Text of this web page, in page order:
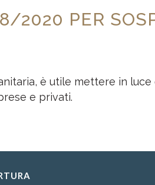
2020 PER
è utile mettere in
e privati.